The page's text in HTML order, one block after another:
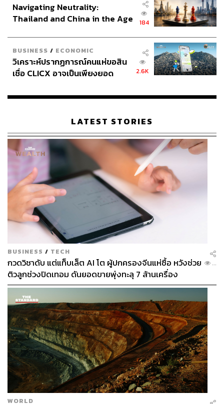
Navigating Neutrality:
Thailand and China in the Age
184
BUSINESS / ECONOMIC
วิเคราะห์ปรากฏการณ์คนแห่ขอสิน
เชื่อ CLICX อาจเป็นเพียงยอด
เรือนไทยที่ถูกซุกไว้
2.6K
LATEST STORIES
BUSINESS / TECH
กวดวิชาดับ แต่แท็บเล็ต AI โต ผู้ปกครองจีนแห่ซื้อ หวังช่วย
ติวลูกช่วงปิดเทอม ดันยอดขายพุ่งทะลุ 7 ล้านเครื่อง
...
WORLD